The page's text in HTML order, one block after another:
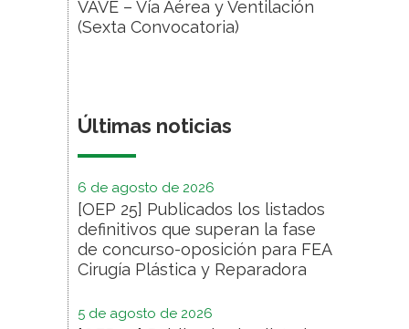
VAVE – Vía Aérea y Ventilación
(Sexta Convocatoria)
Últimas noticias
6 de agosto de 2026
[OEP 25] Publicados los listados
definitivos que superan la fase
de concurso-oposición para FEA
Cirugía Plástica y Reparadora
5 de agosto de 2026